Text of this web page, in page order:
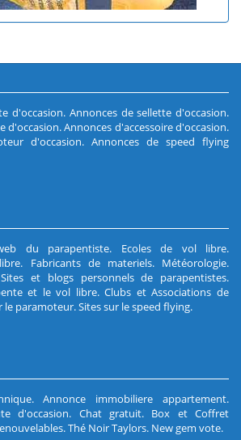
d'occasion. Annonces de sellette d'occasion.
d'occasion.Annonces d'accessoire d'occasion.
d'occasion. Annonces de speed flying
du parapentiste. Ecoles de vol libre.
. Fabricants de materiels. Météorologie.
Sites et blogs personnels de parapentistes.
et le vol libre.Clubs et Associations de
le paramoteur.Sites sur le speed flying.
.Annonce immobiliere appartement.
d'occasion. Chat gratuit. Box et Coffret
.Thé Noir Taylors. New gem vote.